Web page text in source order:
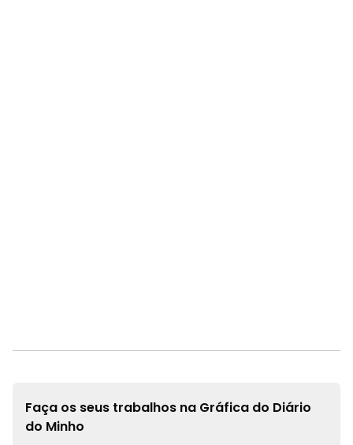
Faça os seus trabalhos na Gráfica do Diário
do Minho